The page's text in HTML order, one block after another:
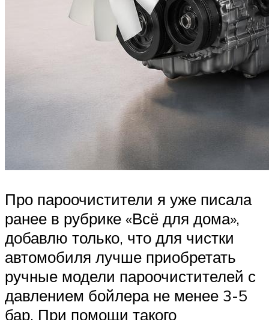
Про пароочистители я уже писала
ранее в рубрике «Всё для дома»,
добавлю только, что для чистки
автомобиля лучше приобретать
ручные модели пароочистителей с
давлением бойлера не менее 3-5
бар. При помощи такого